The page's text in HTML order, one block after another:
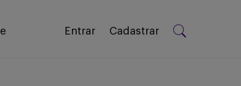
Entrar Cadastrar